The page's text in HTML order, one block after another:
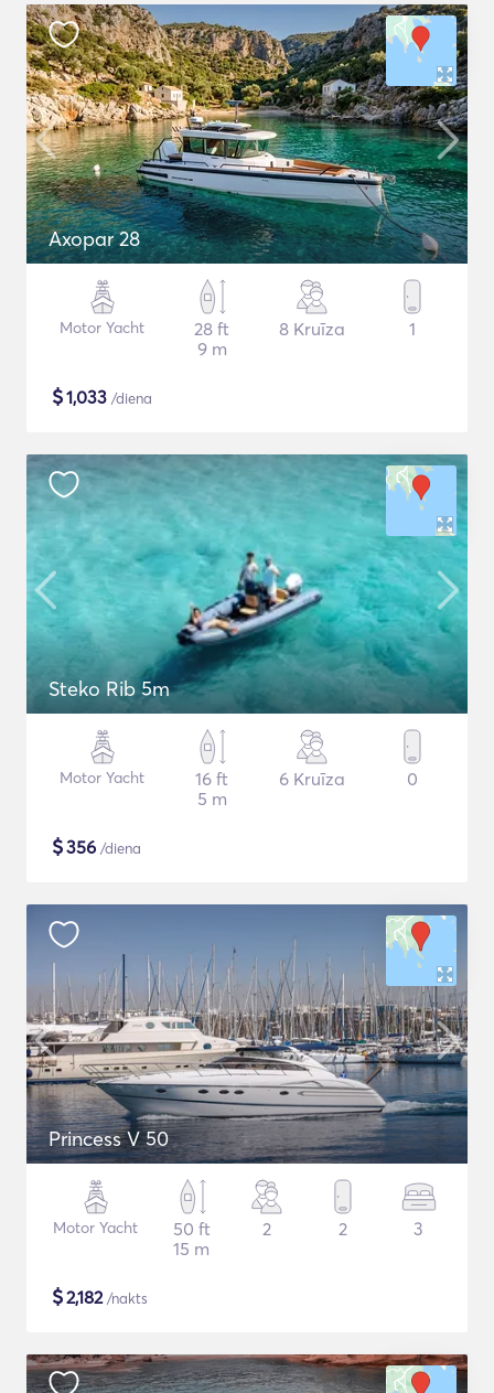
Axopar 28
Motor Yacht
28 ft
9 m
8 Kruīza 1
$1,033 /diena
Steko Rib 5m
Motor Yacht
16 ft
5 m
6 Kruīza 0
$356 /diena
Princess V 50
Motor Yacht
50 ft
15 m
2 2 3
$2,182/nakts